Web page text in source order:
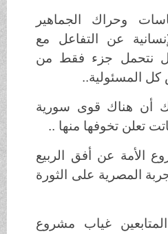
وحراك الجماهير
عن التفاعل مع
نتحمل جزء فقط من
المسئولية..
هناك قوى سورية
تعلن تخوفها منها ..
عن أفق الربيع
المصرية على الثورة
غياب مشروع